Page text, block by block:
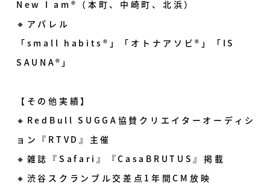
New I am®（本町、中崎町、北浜）
🔸アパレル
「small habits®」「オトナアソビ®」「IS
SAUNA®」
【その他実績】
🔸RedBull SUGGA協賛クリエイターオーディシ
ョン『RTVD』主催
🔸雑誌『Safari』『CasaBRUTUS』掲載
🔸渋谷スクランブル交差点1年間CM放映